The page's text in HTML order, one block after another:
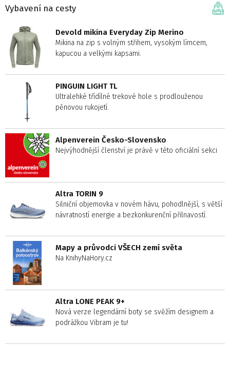
Vybavení na cesty
Devold mikina Everyday Zip Merino
Mikina na zip s volným střihem, vysokým límcem,
kapucou a velkými kapsami.
PINGUIN LIGHT TL
Ultralehké třídílné trekové hole s prodlouženou
pěnovou rukojetí.
Alpenverein Česko-Slovensko
Nejvýhodnější členství je právě v této oficiální sekci
Altra TORIN 9
Silniční objemovka v novém hávu, pohodlnější, s větší
návratností energie a bezkonkurenční přilnavostí.
Mapy a průvodci VŠECH zemí světa
Na KnihyNaHory.cz
Altra LONE PEAK 9+
Nová verze legendární boty se svěžím designem a
podrážkou Vibram je tu!